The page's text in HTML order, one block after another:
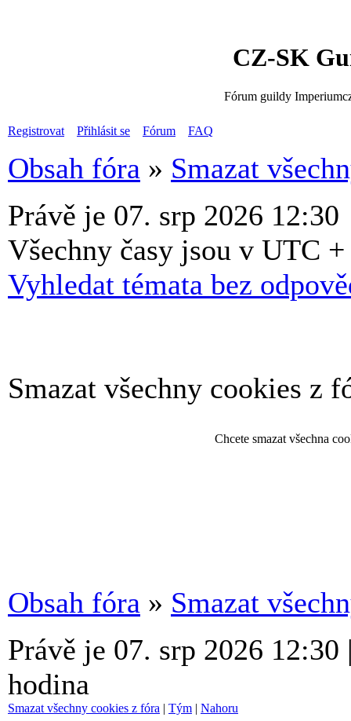
CZ-SK
Fórum guildy
Registrovat Přihlásit se Fórum FAQ
Obsah fóra » Smazat
Právě je 07. srp 2026 12:30
Všechny časy jsou v UTC
Vyhledat témata bez
Smazat všechny cookies z
Chcete smazat všechna
Obsah fóra » Smazat
Právě je 07. srp 2026
hodina
Smazat všechny cookies z fóra | Tým | Nahoru